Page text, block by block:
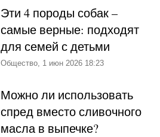
Эти 4 породы собак –
самые верные: подходят
для семей с детьми
Общество, 1 июн 2026 18:23
Можно ли использовать
спред вместо сливочного
масла в выпечке?